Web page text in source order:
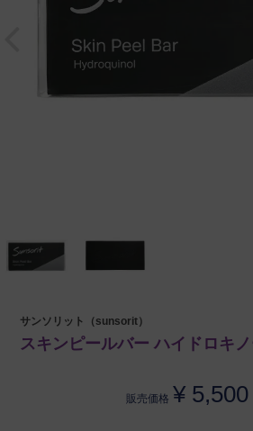
サンソリット（sunsorit）
スキンピールバー ハイドロキ
販売価格 ¥ 5,500